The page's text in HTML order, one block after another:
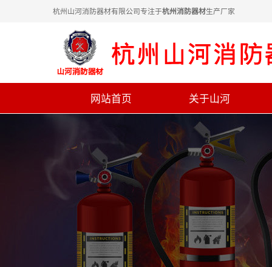
杭州山河消防器材有限公司专注于杭州消防器材生产厂家
网站首页 关于山河